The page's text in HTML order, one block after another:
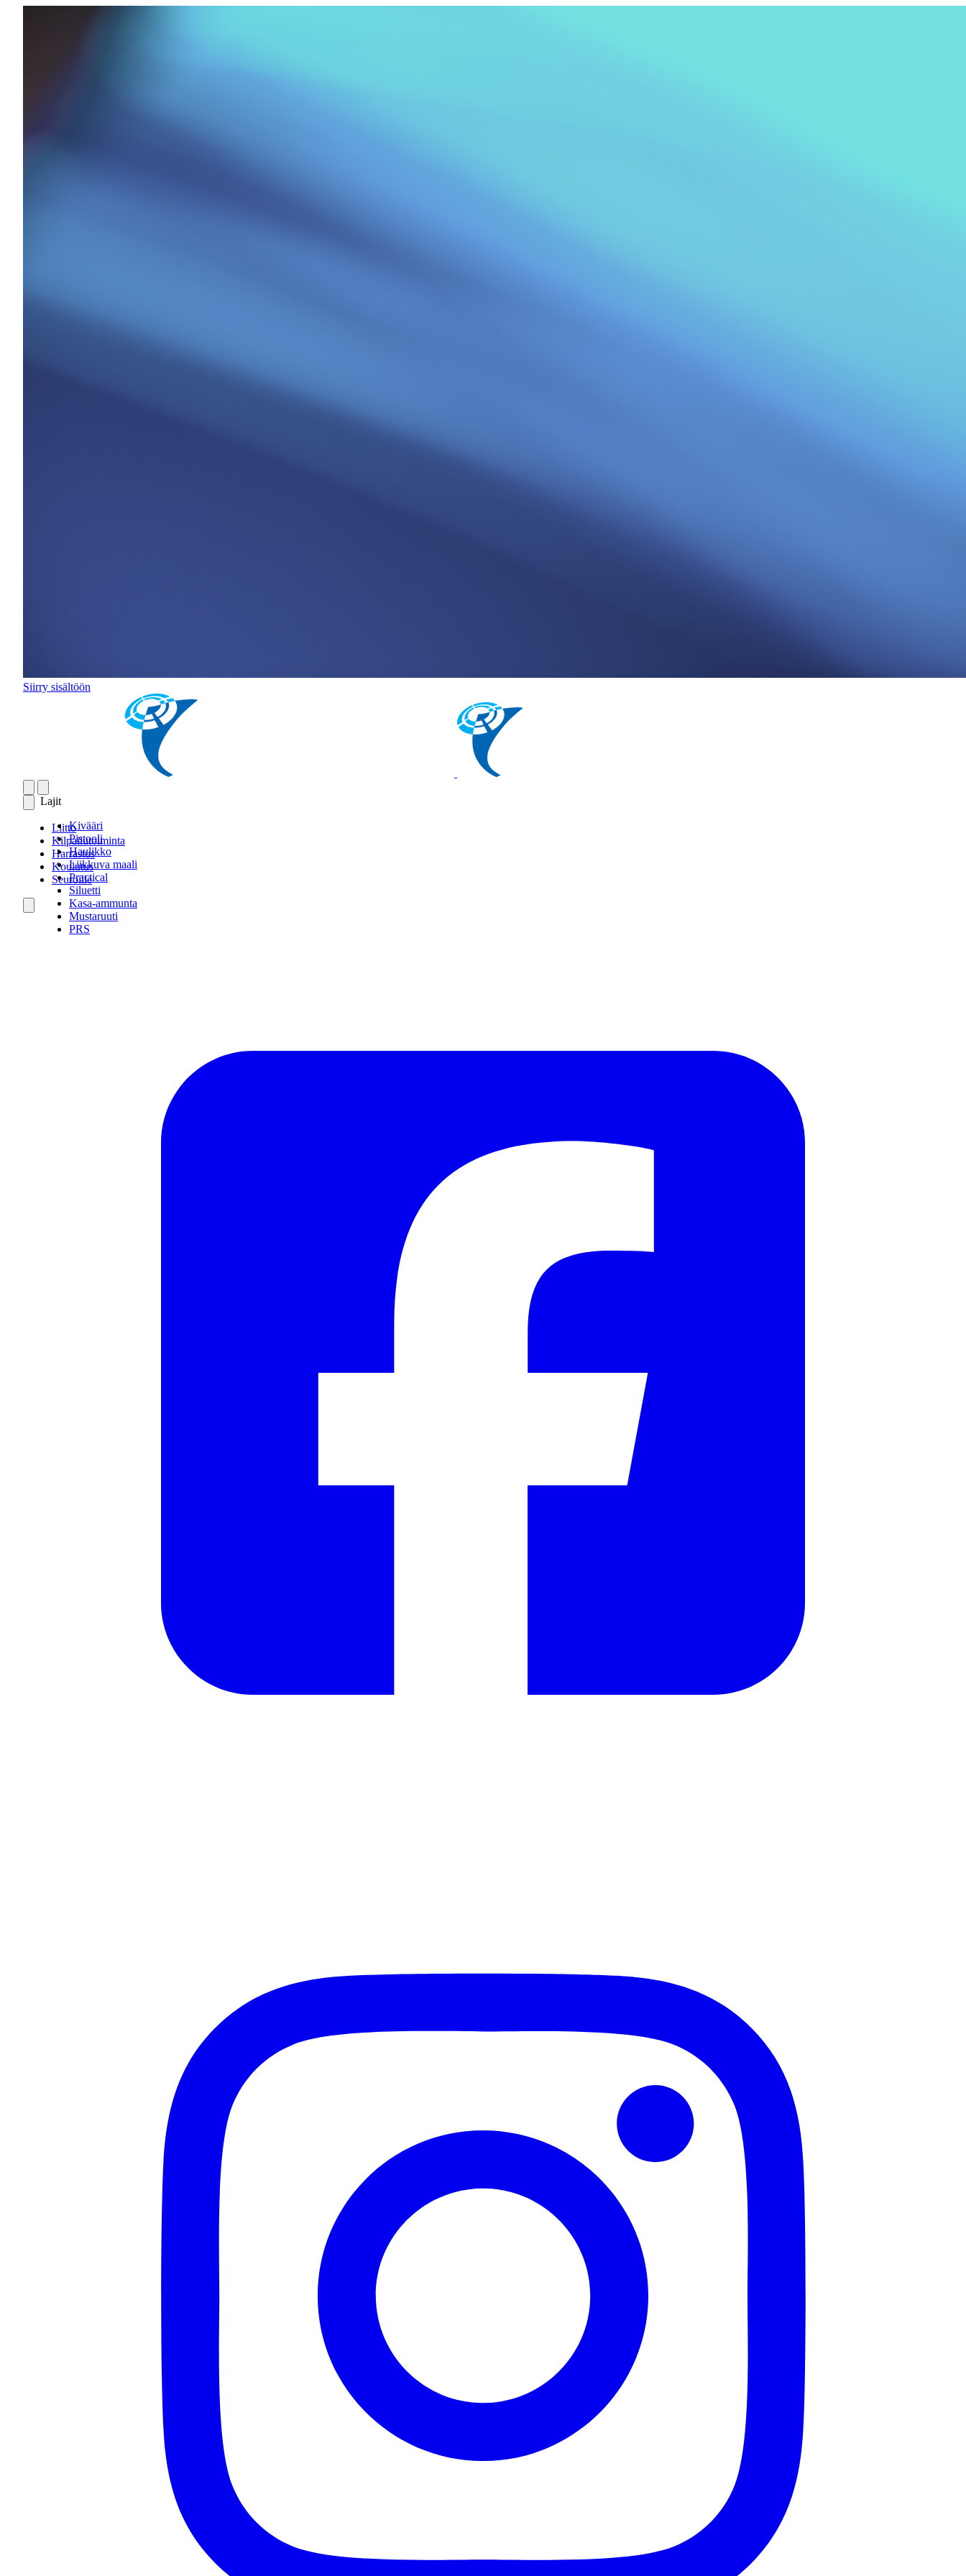
Siirry sisältöön
Lajit
Kivääri
Pistooli
Haulikko
Liikkuva maali
Practical
Siluetti
Kasa-ammunta
Mustaruuti
PRS
Liitto
Kilpailutoiminta
Harrastus
Koulutus
Seuroille